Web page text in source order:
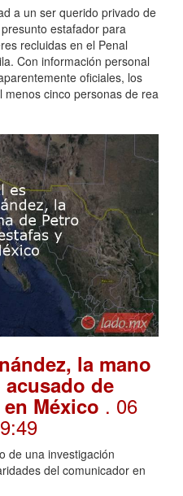
a un ser querido privado de
estafador para
recluidas en el Penal
Con información personal
oficiales, los
cinco personas de rea
la mano
de
México . 06
de una investigación
del comunicador en